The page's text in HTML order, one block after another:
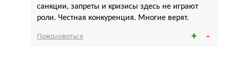
санкции, запреты и кризисы здесь не играют
роли. Честная конкуренция. Многие верят.
Пожаловаться